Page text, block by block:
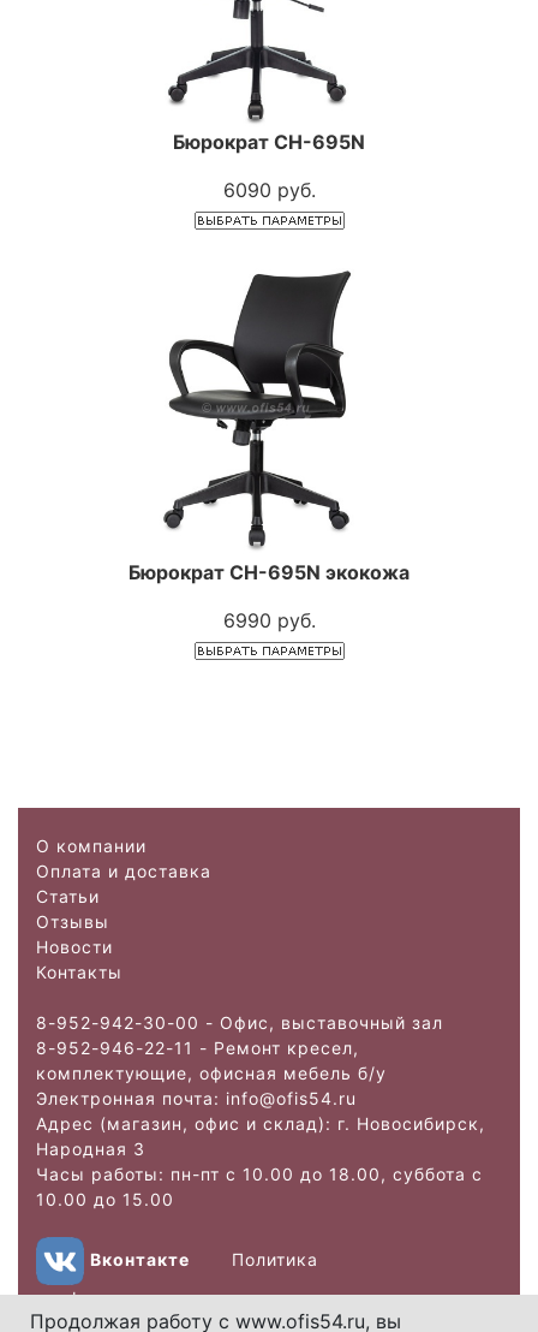
Бюрократ CH-695N
6090 руб.
Бюрократ CH-695N экокожа
6990 руб.
Продолжая работу с www.ofis54.ru, вы
О компании
Оплата и доставка
Статьи
Отзывы
Новости
Контакты
8-952-942-30-00 - Офис, выставочный зал
8-952-946-22-11 - Ремонт кресел,
комплектующие, офисная мебель б/у
Электронная почта: info@ofis54.ru
Адрес (магазин, офис и склад): г. Новосибирск,
Народная 3
Часы работы: пн-пт с 10.00 до 18.00, суббота с
10.00 до 15.00
Вконтакте
Политика
конфиденциальности